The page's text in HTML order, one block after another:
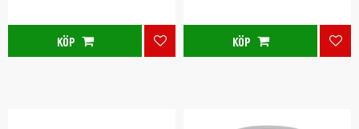
Lägg till i favoriter
KÖP KÖP